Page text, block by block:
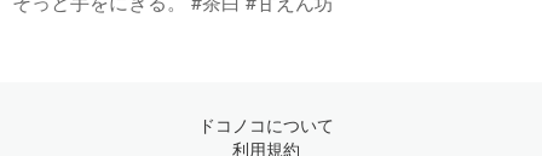
ドコノコについて
利用規約